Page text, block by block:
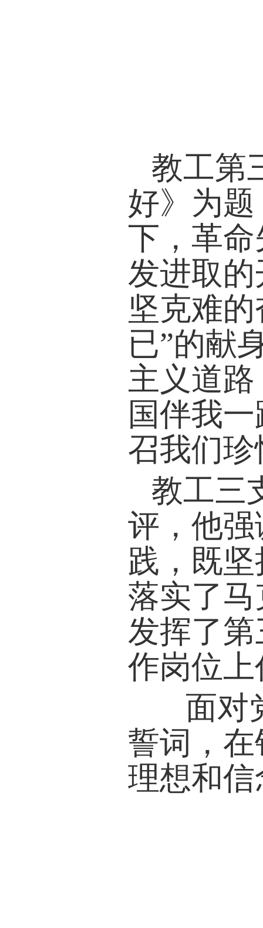
教工第
好》为
下，革
发进取
坚克难
已”的献
主义道
国伴我
召我们
教工三
评，他
践，既
落实了
发挥了
作岗位
面对党
誓词，
理想和